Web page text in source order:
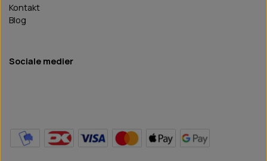
Kontakt
Blog
Sociale medier